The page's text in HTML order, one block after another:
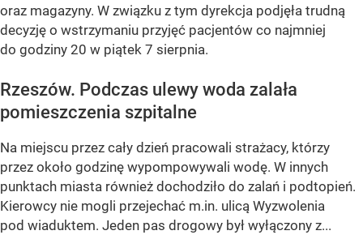
oraz magazyny. W związku z tym dyrekcja podjęła trudną
decyzję o wstrzymaniu przyjęć pacjentów co najmniej
do godziny 20 w piątek 7 sierpnia.
Rzeszów. Podczas ulewy woda zalała
pomieszczenia szpitalne
Na miejscu przez cały dzień pracowali strażacy, którzy
przez około godzinę wypompowywali wodę. W innych
punktach miasta również dochodziło do zalań i podtopień.
Kierowcy nie mogli przejechać m.in. ulicą Wyzwolenia
pod wiaduktem. Jeden pas drogowy był wyłączony z...